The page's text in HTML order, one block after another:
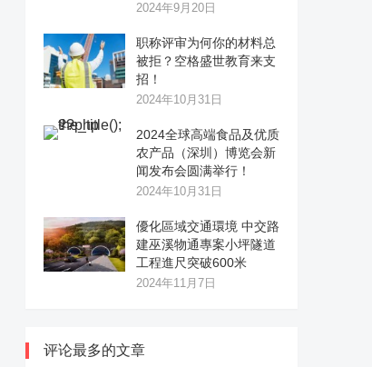
2024年9月20日
职称评审为何你的材料总
被拒？空格盛世教育来支
招！
2024年10月31日
2024全球高端食品及优质
农产品（深圳）博览会新
闻发布会圆满举行！
2024年10月31日
優化區域交通環境 中交路
建巫溪物通專案小坪隧道
工程進尺突破600米
2024年11月7日
评论最多的文章